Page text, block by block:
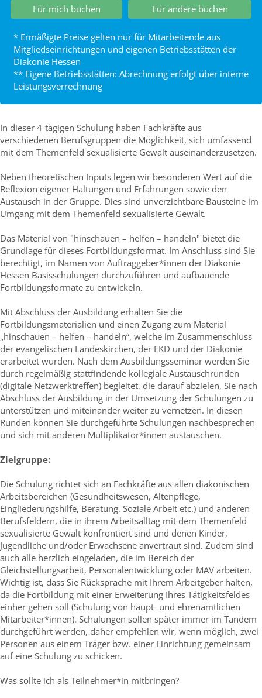
Für mich buchen Für andere buchen
* Ermäßigte Preise gelten nur für Mitarbeitende aus
Mitgliedseinrichtungen und eigenen Betriebsstätten der
Diakonie Hessen
** Eigene Betriebsstätten: Abrechnung erfolgt über interne
Leistungsverrechnung
In dieser 4-tägigen Schulung haben Fachkräfte aus
verschiedenen Berufsgruppen die Möglichkeit, sich umfassend
mit dem Themenfeld sexualisierte Gewalt auseinanderzusetzen.
Neben theoretischen Inputs legen wir besonderen Wert auf die
Reflexion eigener Haltungen und Erfahrungen sowie den
Austausch in der Gruppe. Dies sind unverzichtbare Bausteine im
Umgang mit dem Themenfeld sexualisierte Gewalt.
Das Material von "hinschauen – helfen – handeln" bietet die
Grundlage für dieses Fortbildungsformat. Im Anschluss sind Sie
berechtigt, im Namen von Auftraggeber*innen der Diakonie
Hessen Basisschulungen durchzuführen und aufbauende
Fortbildungsformate zu entwickeln.
Mit Abschluss der Ausbildung erhalten Sie die
Fortbildungsmaterialien und einen Zugang zum Material
„hinschauen – helfen – handeln“, welche im Zusammenschluss
der evangelischen Landeskirchen, der EKD und der Diakonie
erarbeitet wurden. Nach dem Ausbildungsseminar werden Sie
durch regelmäßig stattfindende kollegiale Austauschrunden
(digitale Netzwerktreffen) begleitet, die darauf abzielen, Sie nach
Abschluss der Ausbildung in der Umsetzung der Schulungen zu
unterstützen und miteinander weiter zu vernetzen. In diesen
Runden können Sie durchgeführte Schulungen nachbesprechen
und sich mit anderen Multiplikator*innen austauschen.
Zielgruppe:
Die Schulung richtet sich an Fachkräfte aus allen diakonischen
Arbeitsbereichen (Gesundheitswesen, Altenpflege,
Eingliederungshilfe, Beratung, Soziale Arbeit etc.) und anderen
Berufsfeldern, die in ihrem Arbeitsalltag mit dem Themenfeld
sexualisierte Gewalt konfrontiert sind und denen Kinder,
Jugendliche und/oder Erwachsene anvertraut sind. Zudem sind
auch alle herzlich eingeladen, die im Bereich der
Gleichstellungsarbeit, Personalentwicklung oder MAV arbeiten.
Wichtig ist, dass Sie Rücksprache mit Ihrem Arbeitgeber halten,
da die Fortbildung mit einer Erweiterung Ihres Tätigkeitsfeldes
einher gehen soll (Schulung von haupt- und ehrenamtlichen
Mitarbeiter*innen). Schulungen sollen später immer im Tandem
durchgeführt werden, daher empfehlen wir, wenn möglich, zwei
Personen aus einem Träger bzw. einer Einrichtung gemeinsam
auf eine Schulung zu schicken.
Was sollte ich als Teilnehmer*in mitbringen?